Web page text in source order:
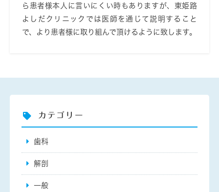
ら患者様本人に言いにくい時もありますが、東姫路
よしだクリニックでは医師を通じて説明すること
で、より患者様に取り組んで頂けるように致します。
カテゴリー
歯科
解剖
一般